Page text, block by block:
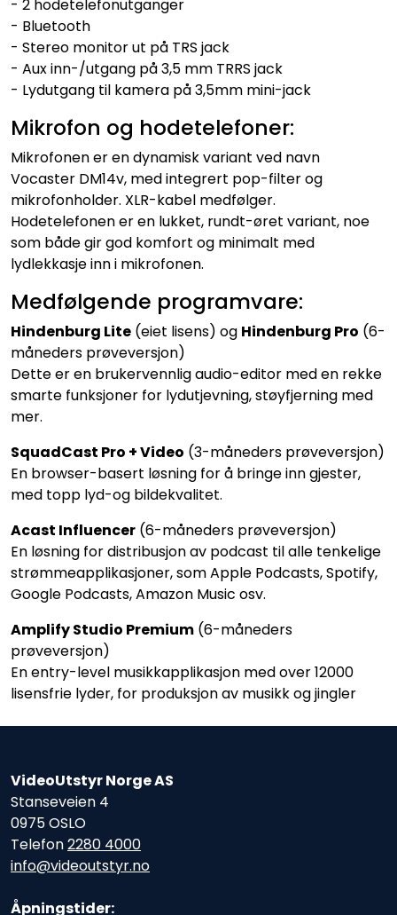
- 2 hodetelefonutganger
- Bluetooth
- Stereo monitor ut på TRS jack
- Aux inn-/utgang på 3,5 mm TRRS jack
- Lydutgang til kamera på 3,5mm mini-jack
Mikrofon og hodetelefoner:
Mikrofonen er en dynamisk variant ved navn
Vocaster DM14v, med integrert pop-filter og
mikrofonholder. XLR-kabel medfølger.
Hodetelefonen er en lukket, rundt-øret variant, noe
som både gir god komfort og minimalt med
lydlekkasje inn i mikrofonen.
Medfølgende programvare:
Hindenburg Lite (eiet lisens) og Hindenburg Pro (6-
måneders prøveversjon)
Dette er en brukervennlig audio-editor med en rekke
smarte funksjoner for lydutjevning, støyfjerning med
mer.
SquadCast Pro + Video (3-måneders prøveversjon)
En browser-basert løsning for å bringe inn gjester,
med topp lyd-og bildekvalitet.
Acast Influencer (6-måneders prøveversjon)
En løsning for distribusjon av podcast til alle tenkelige
strømmeapplikasjoner, som Apple Podcasts, Spotify,
Google Podcasts, Amazon Music osv.
Amplify Studio Premium (6-måneders
prøveversjon)
En entry-level musikkapplikasjon med over 12000
lisensfrie lyder, for produksjon av musikk og jingler
VideoUtstyr Norge AS
Stanseveien 4
0975 OSLO
Telefon2280 4000
info@videoutstyr.no
Åpningstider: